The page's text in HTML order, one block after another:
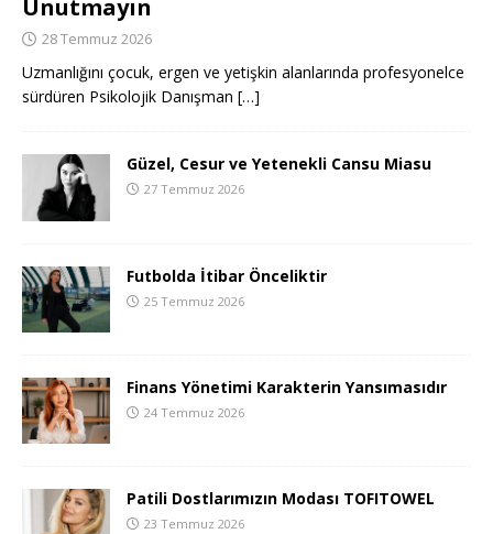
Unutmayın
28 Temmuz 2026
Uzmanlığını çocuk, ergen ve yetişkin alanlarında profesyonelce
sürdüren Psikolojik Danışman […]
Güzel, Cesur ve Yetenekli Cansu Miasu
27 Temmuz 2026
Futbolda İtibar Önceliktir
25 Temmuz 2026
Finans Yönetimi Karakterin Yansımasıdır
24 Temmuz 2026
Patili Dostlarımızın Modası TOFITOWEL
23 Temmuz 2026